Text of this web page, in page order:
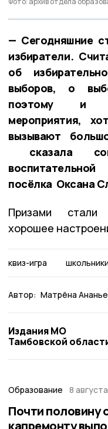
— Сегодняшние
избиратели.
об
выборов, о
поэтому и
мероприятия,
вызывают
сказала
посёлка Оксана
Призами ​стали
хорошее
квиз-игра школьники
Автор: Матрёна
Издания МО
Тамбовской
Образование 8
Почти половину
капремонту